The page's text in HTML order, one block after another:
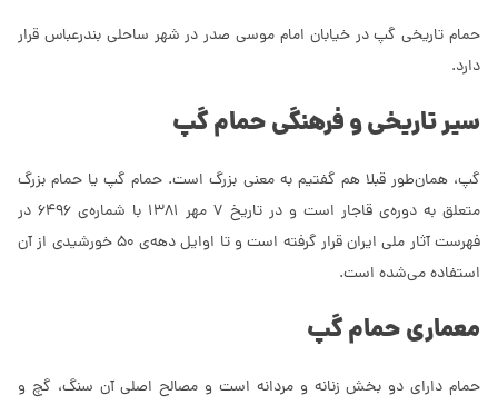
حمام تاریخی گپ در خیابان امام موسی صدر در شهر ساحلی بندرعباس قرار
دارد.
سیر تاریخی و فرهنگی حمام گپ
گپ، همان‌طور قبلا هم گفتیم به معنی بزرگ است. حمام گپ یا حمام بزرگ
متعلق به دوره‌ی قاجار است و در تاریخ 7 مهر 1381 با شماره‌ی 6496 در
فهرست آثار ملی ایران قرار گرفته است و تا اوایل دهه‌ی 50 خورشیدی از آن
استفاده می‌شده است.
معماری حمام گپ
حمام دارای دو بخش زنانه و مردانه است و مصالح اصلی آن سنگ، گچ و